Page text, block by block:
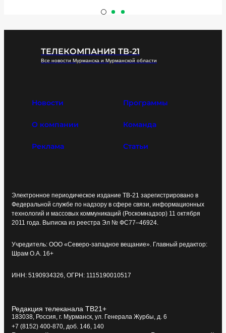
ТЕЛЕКОМПАНИЯ ТВ-21
Все новости Мурманска и Мурманской области
Новости Программы
О компании Команда
Реклама Статьи
Электронное периодическое издание ТВ-21 зарегистрировано в
Федеральной службе по надзору в сфере связи, информационных
технологий и массовых коммуникаций (Роскомнадзор) 11 октября
2011 года. Выписка из реестра Эл № ФС77–46924.
Учредитель: ООО «Северо-западное вещание». Главный редактор:
Шрам О.А. 16+
ИНН: 5190934326, ОГРН: 1115190010517
Редакция телеканала ТВ21+
183038, Россия, г. Мурманск, ул. Генерала Журбы, д. 6
+7 (8152) 400-870, доб. 146, 140